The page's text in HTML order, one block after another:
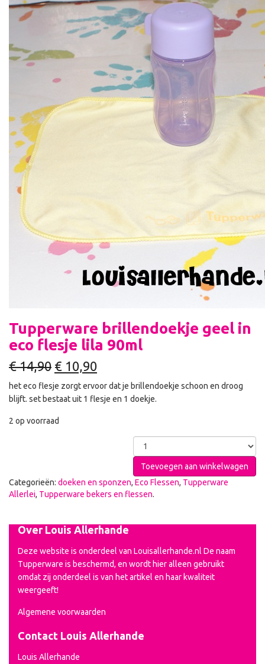
Tupperware brillendoekje geel in
eco flesje lila 90ml
€14,90 € 10,90
het eco flesje zorgt ervoor dat je brillendoekje schoon en droog
blijft. set bestaat uit 1 flesje en 1 doekje.
2 op voorraad
Toevoegen aan winkelwagen
Categorieën: doeken en sponzen, Eco Flessen, Tupperware
Allerlei, Tupperware bekers en flessen.
Over Louis Allerhande
Deze website is onderdeel van Louisallerhande.nl De naam
Tupperware is beschermd, en wordt hier alleen gebruikt
omdat zij onderdeel is van het artikel en haar kwaliteit
weergeeft!
Algemene voorwaarden
Contact Louis Allerhande
Louis Allerhande